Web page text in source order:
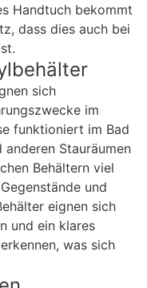
Handtuch bekommt
dass dies auch bei
sich
im
funktioniert im Bad
Stauräumen
Behältern viel
und
eignen sich
und ein klares
was sich